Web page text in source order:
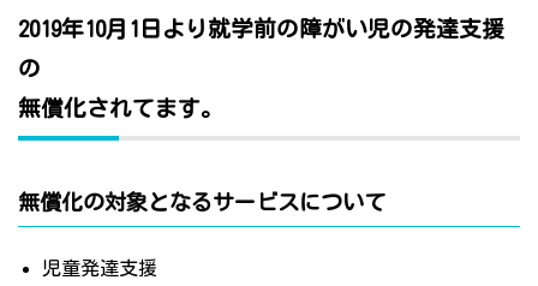
2019年10月1日より就学前の障がい児の発達支援
の
無償化されてます。
無償化の対象となるサービスについて
児童発達支援